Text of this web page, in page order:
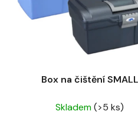
Box na čištění SMALL
Skladem(>5 ks)